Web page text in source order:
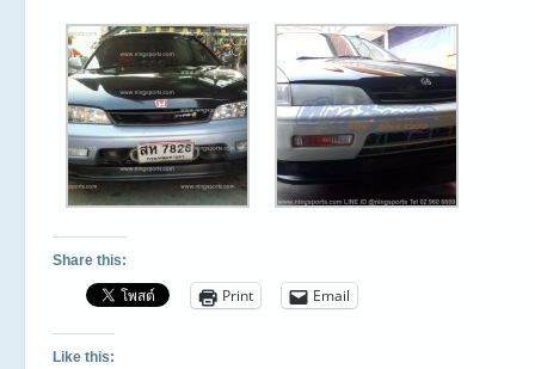
Share this:
Print Email
Like this: